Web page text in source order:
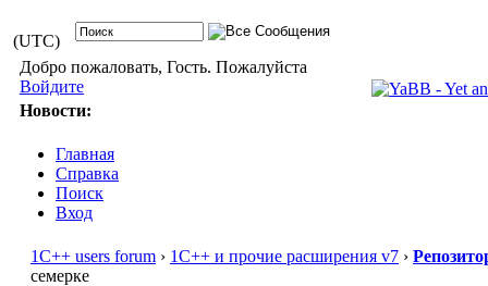
(UTC)
Добро пожаловать, Гость. Пожалуйста
Войдите
Новости:
Главная
Справка
Поиск
Вход
1С++ users forum › 1С++ и прочие расширения v7 ›
семерке